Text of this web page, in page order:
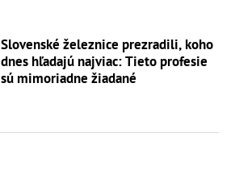
Slovenské železnice prezradili, koho
dnes hľadajú najviac: Tieto profesie
sú mimoriadne žiadané